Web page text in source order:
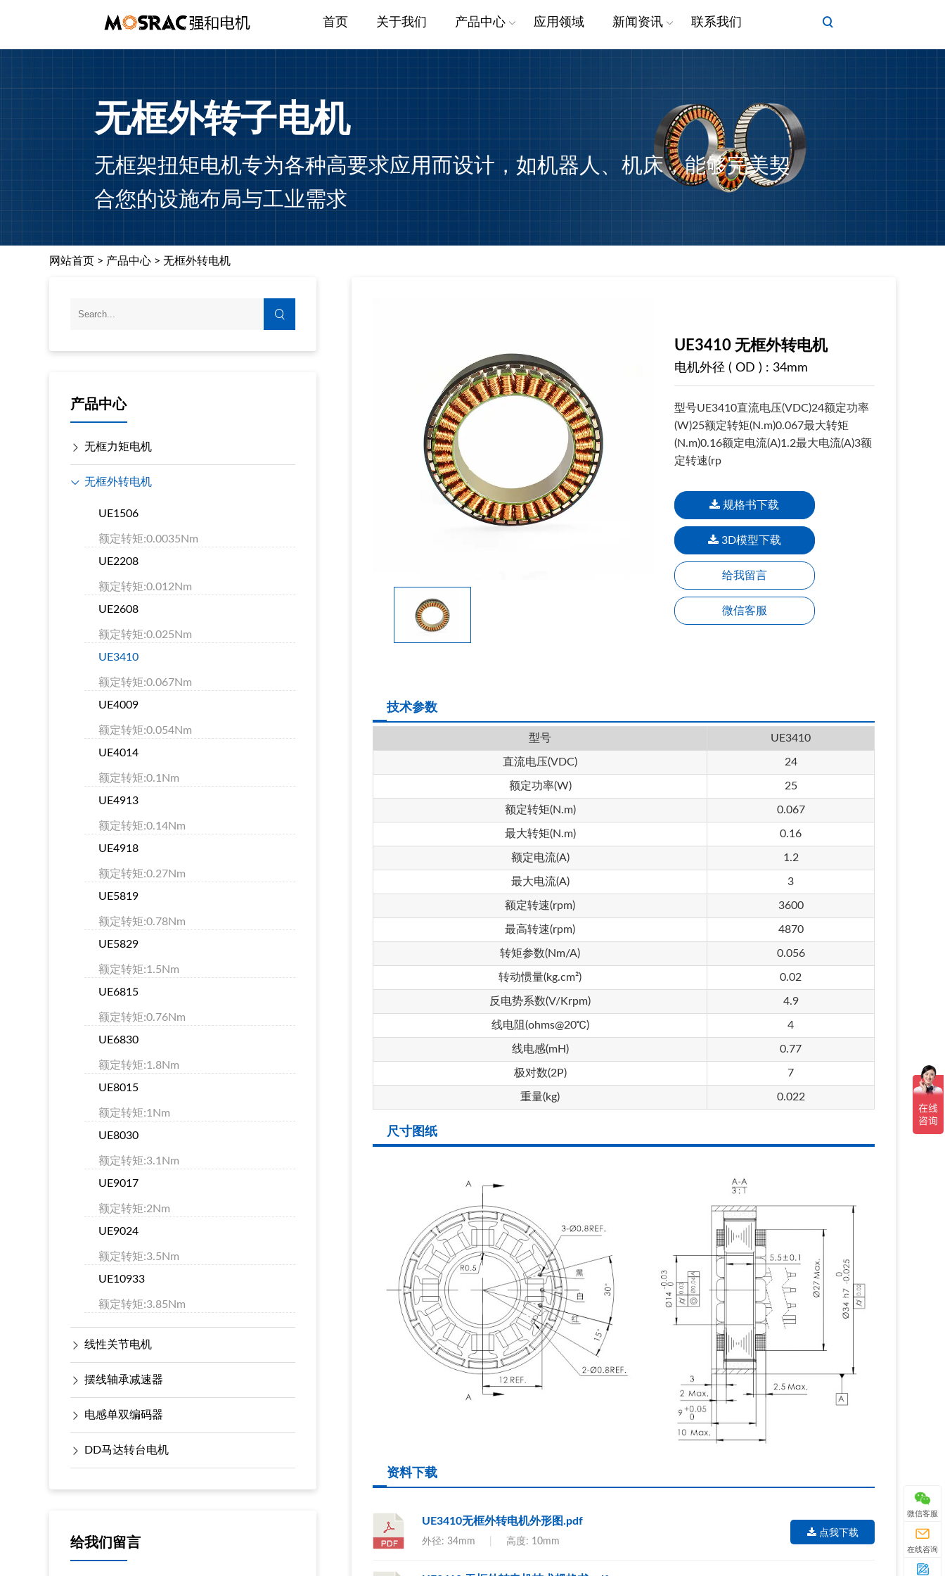
首页 关于我们 产品中心
无框外转电机
电感单双编码器
线性执行器电机
应用领域 新闻资讯 联系我们
无框外转子电机
无框架扭矩电机专为各种高要求应用而设计，如机器人、机床，能够完美契
合您的设施布局与工业需求
网站首页 > 产品中心 > 无框外转电机
产品中心
无框力矩电机
无框外转电机
UE1506
额定转矩:0.0035Nm
UE2208
额定转矩:0.012Nm
UE2608
额定转矩:0.025Nm
UE3410
额定转矩:0.067Nm
UE4009
额定转矩:0.054Nm
UE4014
额定转矩:0.1Nm
UE4913
额定转矩:0.14Nm
UE4918
额定转矩:0.27Nm
UE5819
额定转矩:0.78Nm
UE5829
额定转矩:1.5Nm
UE6815
额定转矩:0.76Nm
UE6830
额定转矩:1.8Nm
UE8015
额定转矩:1Nm
UE8030
额定转矩:3.1Nm
UE9017
额定转矩:2Nm
UE9024
额定转矩:3.5Nm
UE10933
额定转矩:3.85Nm
线性关节电机
摆线轴承减速器
电感单双编码器
DD马达转台电机
给我们留言
UE3410 无框外转电机
电机外径 ( OD ) : 34mm
型号UE3410直流电压(VDC)24额定功率
(W)25额定转矩(N.m)0.067最大转矩
(N.m)0.16额定电流(A)1.2最大电流(A)3额
定转速(rp
规格书下载
3D模型下载
给我留言
微信客服
技术参数
型号 UE3410
直流电压(VDC) 24
额定功率(W) 25
额定转矩(N.m) 0.067
最大转矩(N.m) 0.16
额定电流(A) 1.2
最大电流(A) 3
额定转速(rpm) 3600
最高转速(rpm) 4870
转矩参数(Nm/A) 0.056
转动惯量(kg.cm²) 0.02
反电势系数(V/Krpm) 4.9
线电阻(ohms@20℃) 4
线电感(mH) 0.77
极对数(2P) 7
重量(kg) 0.022
尺寸图纸
资料下载
UE3410无框外转电机外形图.pdf
外径: 34mm 高度: 10mm
点我下载
微信客服
在线咨询